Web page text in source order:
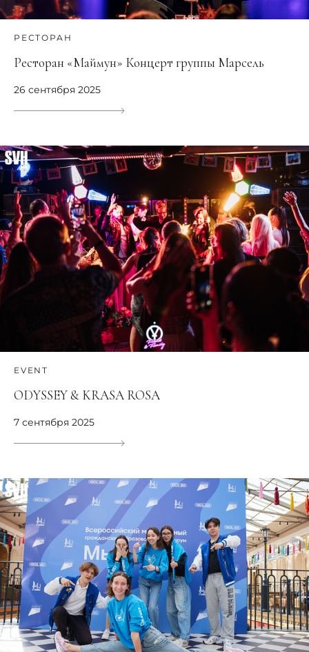
РЕСТОРАН
Ресторан «Маймун» Концерт группы Марсель
26 сентября 2025
EVENT
ODYSSEY & KRASA ROSA
7 сентября 2025